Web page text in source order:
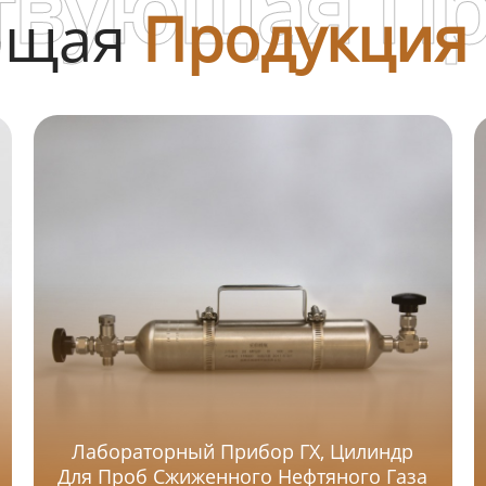
Продукция
Лабораторный Прибор ГХ, Цилиндр
Для Проб Сжиженного Нефтяного Газа